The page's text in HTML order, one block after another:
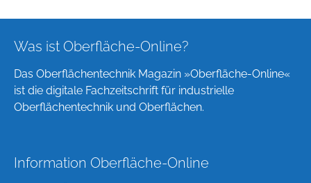
Was ist Oberfläche-Online?
Das Oberflächentechnik Magazin »Oberfläche-Online«
ist die digitale Fachzeitschrift für industrielle
Oberflächentechnik und Oberflächen.
Information Oberfläche-Online